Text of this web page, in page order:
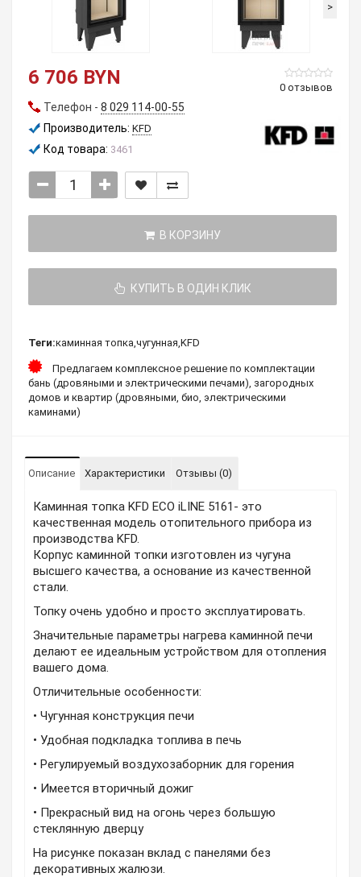
>
0 отзывов
6 706 BYN
Телефон - 8 029 114-00-55
Производитель: KFD
Код товара: 3461
В КОРЗИНУ
КУПИТЬ В ОДИН КЛИК
Теги:каминная топка,чугунная,KFD
Предлагаем комплексное решение по комплектации
бань (дровяными и электрическими печами), загородных
домов и квартир (дровяными, био, электрическими
каминами)
Описание Характеристики Отзывы (0)
Каминная топка KFD ECO iLINE 5161- это
качественная модель отопительного прибора из
производства KFD.
Корпус каминной топки изготовлен из чугуна
высшего качества, а основание из качественной
стали.
Топку очень удобно и просто эксплуатировать.
Значительные параметры нагрева каминной печи
делают ее идеальным устройством для отопления
вашего дома.
Отличительные особенности:
• Чугунная конструкция печи
• Удобная подкладка топлива в печь
• Регулируемый воздухозаборник для горения
• Имеется вторичный дожиг
• Прекрасный вид на огонь через большую
стеклянную дверцу
На рисунке показан вклад с панелями без
декоративных жалюзи.